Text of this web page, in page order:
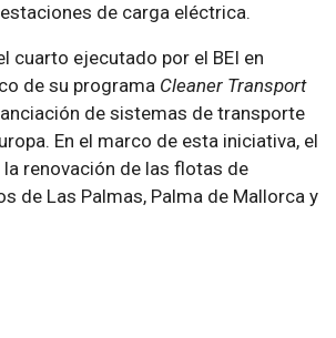
de carga eléctrica.
cuarto ejecutado por el BEI en
de su programa Cleaner Transport
de sistemas de transporte
En el marco de esta iniciativa, el
la renovación de las flotas de
de Las Palmas, Palma de Mallorca y